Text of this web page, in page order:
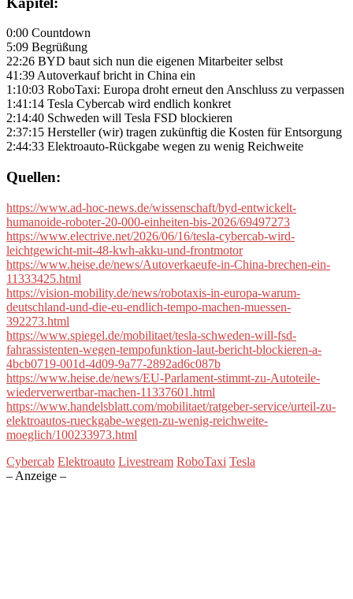
0:00 Countdown
5:09 Begrüßung
22:26 BYD baut sich nun die eigenen Mitarbeiter selbst
41:39 Autoverkauf bricht in China ein
1:10:03 RoboTaxi: Europa droht erneut den Anschluss zu verpassen
1:41:14 Tesla Cybercab wird endlich konkret
2:14:40 Schweden will Tesla FSD blockieren
2:37:15 Hersteller (wir) tragen zukünftig die Kosten für Entsorgung
2:44:33 Elektroauto-Rückgabe wegen zu wenig Reichweite
Quellen:
https://www.ad-hoc-news.de/wissenschaft/byd-entwickelt-
humanoide-roboter-20-000-einheiten-bis-2026/69497273
https://www.electrive.net/2026/06/16/tesla-cybercab-wird-
leichtgewicht-mit-48-kwh-akku-und-frontmotor
https://www.heise.de/news/Autoverkaeufe-in-China-brechen-ein-
11333425.html
https://vision-mobility.de/news/robotaxis-in-europa-warum-
deutschland-und-die-eu-endlich-tempo-machen-muessen-
392273.html
https://www.spiegel.de/mobilitaet/tesla-schweden-will-fsd-
fahrassistenten-wegen-tempofunktion-laut-bericht-blockieren-a-
4bcb0719-001d-4d09-9a77-2892ad6c087b
https://www.heise.de/news/EU-Parlament-stimmt-zu-Autoteile-
wiederverwertbar-machen-11337601.html
https://www.handelsblatt.com/mobilitaet/ratgeber-service/urteil-zu-
elektroautos-rueckgabe-wegen-zu-wenig-reichweite-
moeglich/100233973.html
Cybercab Elektroauto Livestream RoboTaxi Tesla
– Anzeige –